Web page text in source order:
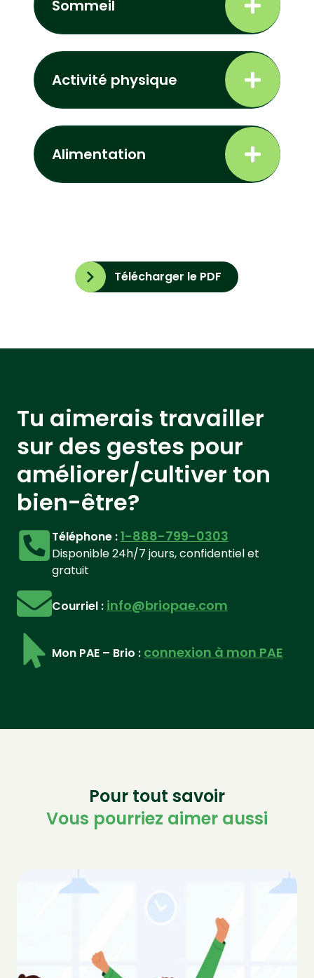
Sommeil
Activité physique
Alimentation
Télécharger le PDF
Tu aimerais travailler
sur des gestes pour
améliorer/cultiver ton
bien-être?
Téléphone :1-888-799-0303
Disponible 24h/7 jours, confidentiel et
gratuit
Courriel : info@briopae.com
Mon PAE – Brio : connexion à mon PAE
Pour tout savoir
Vous pourriez aimer aussi